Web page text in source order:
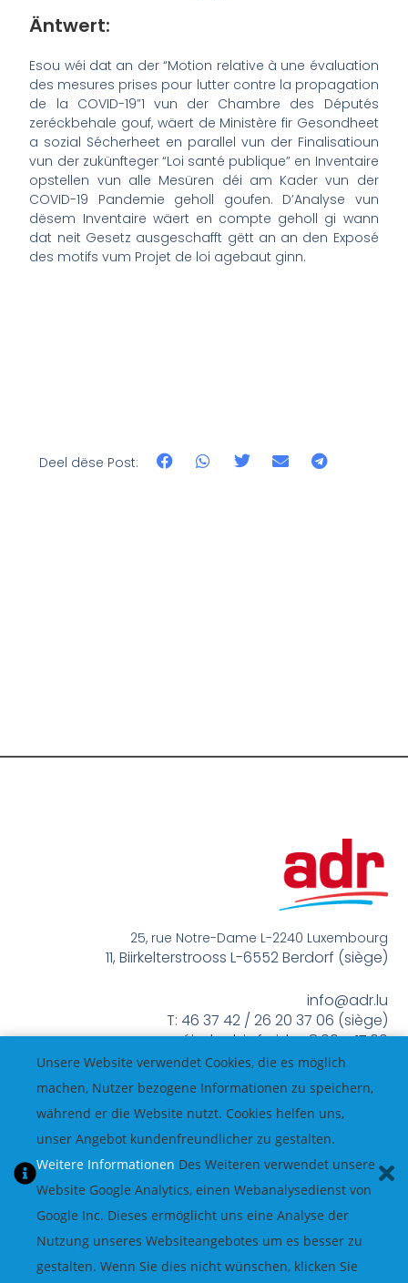
Äntwert:
Esou wéi dat an der “Motion relative à une évaluation
des mesures prises pour lutter contre la propagation
de la COVID-19”1 vun der Chambre des Députés
zeréckbehale gouf, wäert de Ministère fir Gesondheet
a sozial Sécherheet en parallel vun der Finalisatioun
vun der zukünfteger “Loi santé publique” en Inventaire
opstellen vun alle Mesüren déi am Kader vun der
COVID-19 Pandemie geholl goufen. D’Analyse vun
dësem Inventaire wäert en compte geholl gi wann
dat neit Gesetz ausgeschafft gëtt an an den Exposé
des motifs vum Projet de loi agebaut ginn.
Deel dëse Post:
25, rue Notre-Dame L-2240 Luxembourg
11, Biirkelterstrooss L-6552 Berdorf (siège)
info@adr.lu
T: 46 37 42 / 26 20 37 06 (siège)
méindes bis freides 8:00 – 17:00
Unsere Website verwendet Cookies, die es möglich
machen, Nutzer bezogene Informationen zu speichern,
während er die Website nutzt. Cookies helfen uns,
unser Angebot kundenfreundlicher zu gestalten.
Weitere Informationen Des Weiteren verwendet unsere
Website Google Analytics, einen Webanalysedienst von
Google Inc. Dieses ermöglicht uns eine Analyse der
Nutzung unseres Websiteangebotes um es besser zu
gestalten. Wenn Sie dies nicht wünschen, klicken Sie